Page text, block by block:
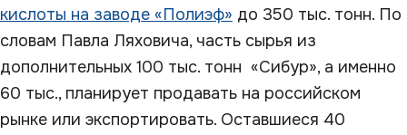
кислоты на заводе «Полиэф» до 350 тыс. тонн. По
словам Павла Ляховича, часть сырья из
дополнительных 100 тыс. тонн «Сибур», а именно
60 тыс., планирует продавать на российском
рынке или экспортировать. Оставшиеся 40